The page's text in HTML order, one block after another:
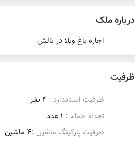
درباره ملک
اجاره باغ ویلا در تالش
ظرفیت
ظرفیت استاندارد : 4 نفر
تعداد حمام : 1 عدد
ظرفیت پارکینگ ماشین :4 ماشین